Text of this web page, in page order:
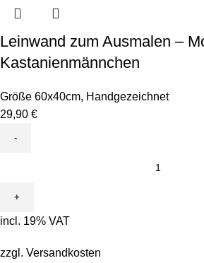
Leinwand zum Ausmalen –
Kastanienmännchen
Größe 60x40cm, Handgezeichnet
29,90 €
Ausmalen
-
Kastanienmännchen
incl. 19% VAT
zzgl. Versandkosten